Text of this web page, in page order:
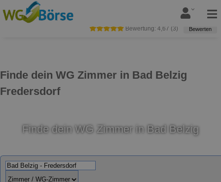
Finde dein WG Zimmer in Bad Belzig
Fredersdorf
Bewertung: 4,67 (3) Bewerten
Finde dein WG Zimmer in Bad Belzig